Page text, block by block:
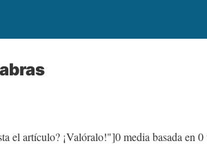
el artículo? ¡Valóralo!"]0media basada en 0